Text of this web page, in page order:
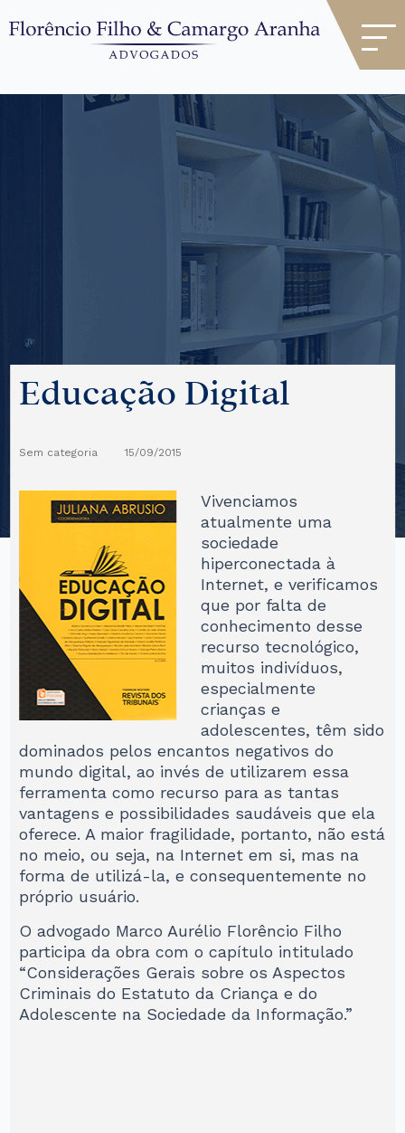
Educação Digital
Sem categoria 15/09/2015
Vivenciamos
atualmente uma
sociedade
hiperconectada à
Internet, e verificamos
que por falta de
conhecimento desse
recurso tecnológico,
muitos indivíduos,
especialmente
crianças e
adolescentes, têm sido
dominados pelos encantos negativos do
mundo digital, ao invés de utilizarem essa
ferramenta como recurso para as tantas
vantagens e possibilidades saudáveis que ela
oferece. A maior fragilidade, portanto, não está
no meio, ou seja, na Internet em si, mas na
forma de utilizá-la, e consequentemente no
próprio usuário.
O advogado Marco Aurélio Florêncio Filho
participa da obra com o capítulo intitulado
“Considerações Gerais sobre os Aspectos
Criminais do Estatuto da Criança e do
Adolescente na Sociedade da Informação.”